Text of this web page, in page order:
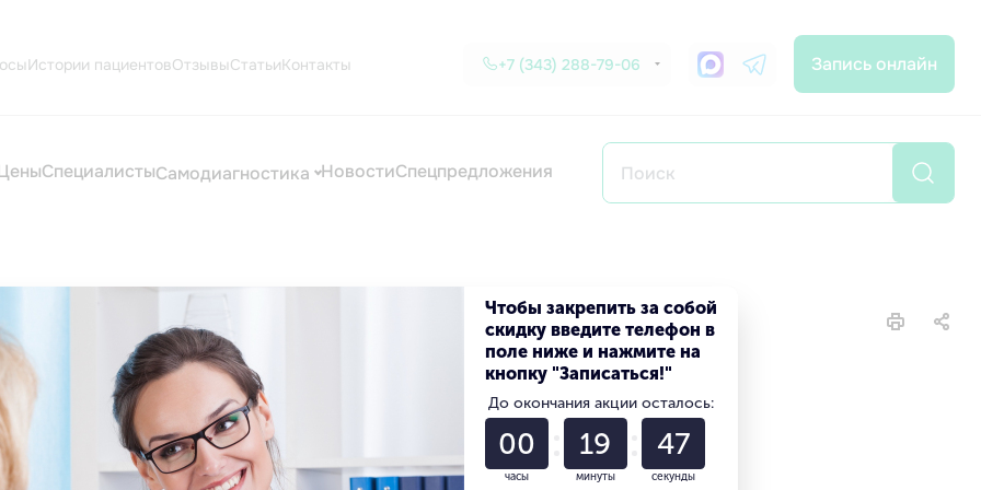
Истории пациентовОтзывыСтатьиКонтакты +7 (343) 288-79-06 Запись онлайн
СпециалистыСамодиагностика НовостиСпецпредложения
услуги
Чтобы закрепить за собой
скидку введите телефон в
поле ниже и нажмите на
кнопку "Записаться!"
До окончания акции осталось:
00
часы
19
минуты
45
секунды